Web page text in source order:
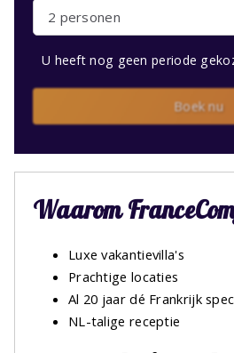
2 personen
U heeft nog geen periode
Boek nu
Waarom
Luxe vakantievilla's
Prachtige locaties
Al 20 jaar dé Frankrijk
NL-talige receptie